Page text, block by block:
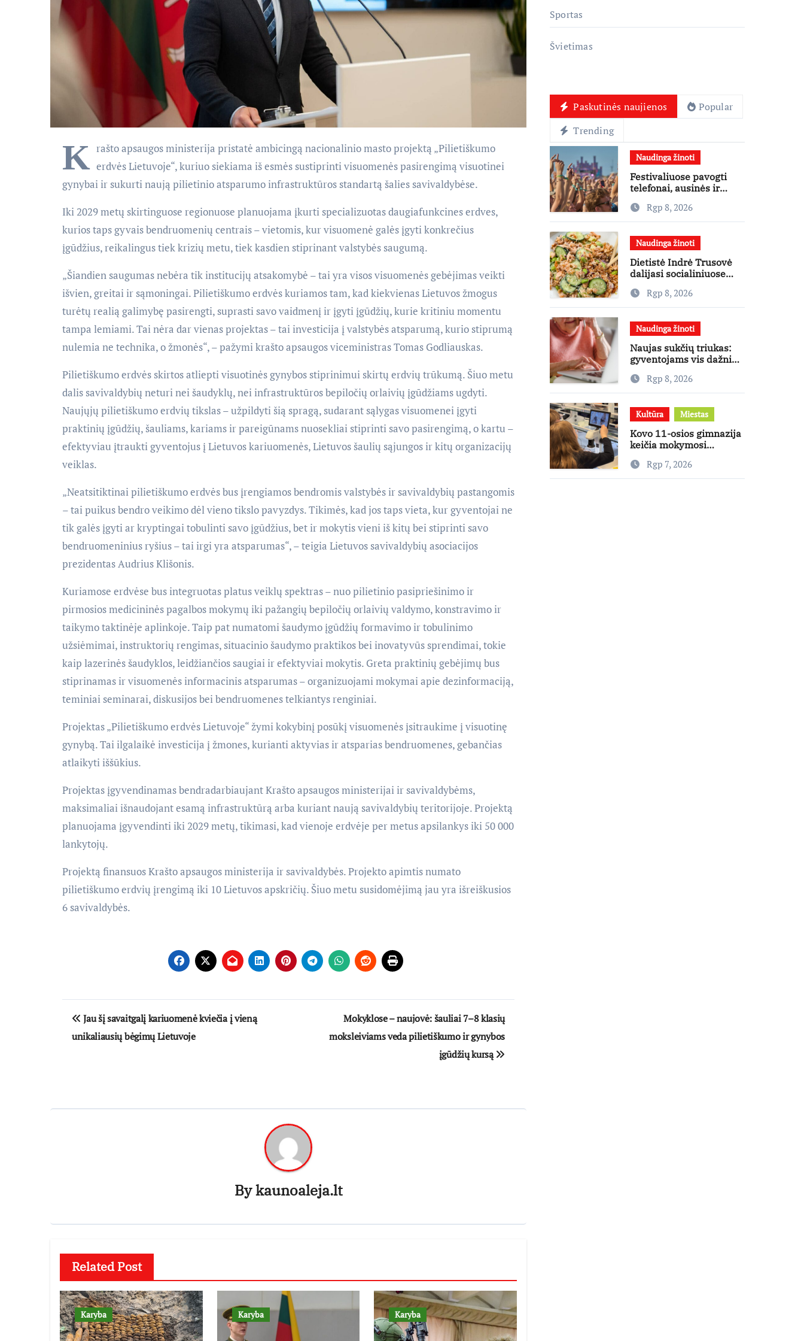
K rašto apsaugos ministerija pristatė ambicingą nacionalinio masto projektą „Pilietiškumo
erdvės Lietuvoje“, kuriuo siekiama iš esmės sustiprinti visuomenės pasirengimą visuotinei
gynybai ir sukurti naują pilietinio atsparumo infrastruktūros standartą šalies savivaldybėse.
Iki 2029 metų skirtinguose regionuose planuojama įkurti specializuotas daugiafunkcines erdves,
kurios taps gyvais bendruomenių centrais – vietomis, kur visuomenė galės įgyti konkrečius
įgūdžius, reikalingus tiek krizių metu, tiek kasdien stiprinant valstybės saugumą.
„Šiandien saugumas nebėra tik institucijų atsakomybė – tai yra visos visuomenės gebėjimas veikti
išvien, greitai ir sąmoningai. Pilietiškumo erdvės kuriamos tam, kad kiekvienas Lietuvos žmogus
turėtų realią galimybę pasirengti, suprasti savo vaidmenį ir įgyti įgūdžių, kurie kritiniu momentu
tampa lemiami. Tai nėra dar vienas projektas – tai investicija į valstybės atsparumą, kurio stiprumą
nulemia ne technika, o žmonės“, – pažymi krašto apsaugos viceministras Tomas Godliauskas.
Pilietiškumo erdvės skirtos atliepti visuotinės gynybos stiprinimui skirtų erdvių trūkumą. Šiuo metu
dalis savivaldybių neturi nei šaudyklų, nei infrastruktūros bepiločių orlaivių įgūdžiams ugdyti.
Naujųjų pilietiškumo erdvių tikslas – užpildyti šią spragą, sudarant sąlygas visuomenei įgyti
praktinių įgūdžių, šauliams, kariams ir pareigūnams nuosekliai stiprinti savo pasirengimą, o kartu –
efektyviau įtraukti gyventojus į Lietuvos kariuomenės, Lietuvos šaulių sąjungos ir kitų organizacijų
veiklas.
„Neatsitiktinai pilietiškumo erdvės bus įrengiamos bendromis valstybės ir savivaldybių pastangomis
– tai puikus bendro veikimo dėl vieno tikslo pavyzdys. Tikimės, kad jos taps vieta, kur gyventojai ne
tik galės įgyti ar kryptingai tobulinti savo įgūdžius, bet ir mokytis vieni iš kitų bei stiprinti savo
bendruomeninius ryšius – tai irgi yra atsparumas“, – teigia Lietuvos savivaldybių asociacijos
prezidentas Audrius Klišonis.
Kuriamose erdvėse bus integruotas platus veiklų spektras – nuo pilietinio pasipriešinimo ir
pirmosios medicininės pagalbos mokymų iki pažangių bepiločių orlaivių valdymo, konstravimo ir
taikymo taktinėje aplinkoje. Taip pat numatomi šaudymo įgūdžių formavimo ir tobulinimo
užsiėmimai, instruktorių rengimas, situacinio šaudymo praktikos bei inovatyvūs sprendimai, tokie
kaip lazerinės šaudyklos, leidžiančios saugiai ir efektyviai mokytis. Greta praktinių gebėjimų bus
stiprinamas ir visuomenės informacinis atsparumas – organizuojami mokymai apie dezinformaciją,
teminiai seminarai, diskusijos bei bendruomenes telkiantys renginiai.
Projektas „Pilietiškumo erdvės Lietuvoje“ žymi kokybinį posūkį visuomenės įsitraukime į visuotinę
gynybą. Tai ilgalaikė investicija į žmones, kurianti aktyvias ir atsparias bendruomenes, gebančias
atlaikyti iššūkius.
Projektas įgyvendinamas bendradarbiaujant Krašto apsaugos ministerijai ir savivaldybėms,
maksimaliai išnaudojant esamą infrastruktūrą arba kuriant naują savivaldybių teritorijoje. Projektą
planuojama įgyvendinti iki 2029 metų, tikimasi, kad vienoje erdvėje per metus apsilankys iki 50 000
lankytojų.
Projektą finansuos Krašto apsaugos ministerija ir savivaldybės. Projekto apimtis numato
pilietiškumo erdvių įrengimą iki 10 Lietuvos apskričių. Šiuo metu susidomėjimą jau yra išreiškusios
6 savivaldybės.
Navigacija
tarp
Jau šį savaitgalį kariuomenė kviečia į vieną
unikaliausių bėgimų Lietuvoje
Mokyklose – naujovė: šauliai 7–8 klasių
moksleiviams veda pilietiškumo ir gynybos
įgūdžių kursą
Bykaunoaleja.lt
Related Post
Karyba Karyba Karyba
Sportas
Švietimas
Paskutinės naujienos
Popular
Trending
Naudinga žinoti
Festivaliuose pavogti
telefonai, ausinės ir
primena apie
didžiausias finansines
rizikas
Rgp 8, 2026
Naudinga žinoti
Dietistė Indrė Trusovė
dalijasi socialiniuose
išpopuliarėjusiu lašišos
salotų receptu
Rgp 8, 2026
Naudinga žinoti
Naujas sukčių triukas:
gyventojams vis dažniau
Rgp 8, 2026
Kultūra Miestas
Kovo 11-osios gimnazija
keičia mokymosi
kaupimo – prie jų
supratimo ir taikymo
Rgp 7, 2026